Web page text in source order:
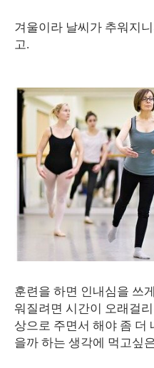
겨울이라 날씨가 추워지
고.
훈련을 하면 인내심을 쓰
워질려면 시간이 오래걸
상으로 주면서 해야 좀 더
을까 하는 생각에 먹고싶